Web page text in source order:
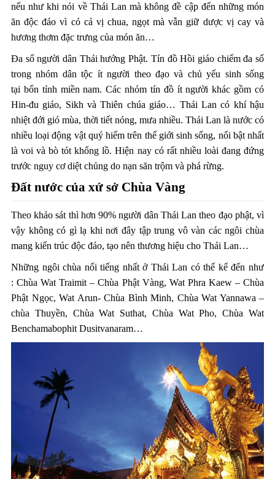
nếu như khi nói về Thái Lan mà không đề cập đến những món
ăn độc đáo vì có cả vị chua, ngọt mà vẫn giữ dược vị cay và
hương thơm đặc trưng của món ăn…
Đa số người dân Thái hướng Phật. Tín đồ Hồi giáo chiếm đa số
trong nhóm dân tộc ít người theo đạo và chủ yếu sinh sống
tại bốn tỉnh miền nam. Các nhóm tín đồ ít người khác gồm có
Hin-đu giáo, Sikh và Thiên chúa giáo… Thái Lan có khí hậu
nhiệt đới gió mùa, thời tiết nóng, mưa nhiều. Thái Lan là nước có
nhiều loại động vật quý hiếm trên thế giới sinh sống, nổi bật nhất
là voi và bò tót khổng lồ. Hiện nay có rất nhiều loài đang đứng
trước nguy cơ diệt chủng do nạn săn trộm và phá rừng.
Đất nước của xứ sở Chùa Vàng
Theo khảo sát thì hơn 90% người dân Thái Lan theo đạo phật, vì
vậy không có gì lạ khi nơi đây tập trung vô vàn các ngôi chùa
mang kiến trúc độc đáo, tạo nên thương hiệu cho Thái Lan…
Những ngôi chùa nổi tiếng nhất ở Thái Lan có thể kể đến như
: Chùa Wat Traimit – Chùa Phật Vàng, Wat Phra Kaew – Chùa
Phật Ngọc, Wat Arun- Chùa Bình Minh, Chùa Wat Yannawa –
chùa Thuyền, Chùa Wat Suthat, Chùa Wat Pho, Chùa Wat
Benchamabophit Dusitvanaram…